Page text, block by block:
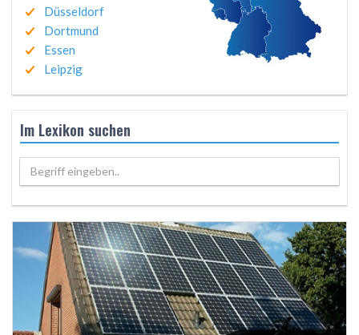
Düsseldorf
Dortmund
Essen
Leipzig
Im Lexikon suchen
Begriff eingeben..